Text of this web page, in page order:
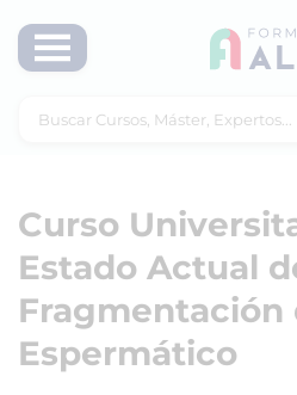
Curso
Estado Actual
Fragmentación
Espermático